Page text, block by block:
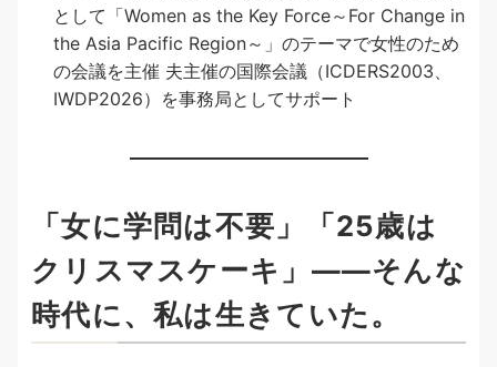
として「Women as the Key Force～For Change in
the Asia Pacific Region～」のテーマで女性のため
の会議を主催 夫主催の国際会議（ICDERS2003、
IWDP2026）を事務局としてサポート
「女に学問は不要」「25歳は
クリスマスケーキ」――そんな
時代に、私は生きていた。